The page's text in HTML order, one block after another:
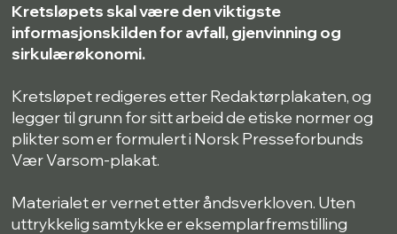
Kretsløpets skal være den viktigste
informasjonskilden for avfall, gjenvinning og
sirkulærøkonomi.
Kretsløpet redigeres etter Redaktørplakaten, og
legger til grunn for sitt arbeid de etiske normer og
plikter som er formulert i Norsk Presseforbunds
Vær Varsom-plakat.
Materialet er vernet etter åndsverkloven. Uten
uttrykkelig samtykke er eksemplarfremstilling